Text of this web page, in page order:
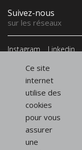
Suivez-nous
sur les réseaux
Instagram Linkedin
et newsletter
Présentoirs
de vitrine
Ce site
internet
utilise des
cookies
pour vous
assurer
une